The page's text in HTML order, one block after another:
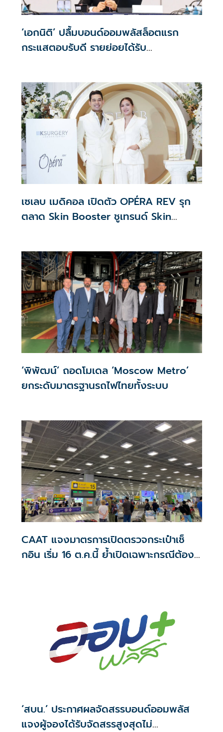
‘เอกนิติ’ ปลื้มบอนด์ออมพลัสล็อตแรก
กระแสตอบรับดี รายย่อยได้รับ
เซเลบ เมดิคอล เปิดตัว OPÉRA REV รุก
ตลาด Skin Booster ชูเทรนด์ Skin
‘พิพัฒน์’ ถอดโมเดล ‘Moscow Metro’
ยกระดับมาตรฐานรถไฟไทยทั้งระบบ
CAAT แจงมาตรการเปิดตรวจกระเป๋าเช็
กอิน เริ่ม 16 ต.ค.นี้ ย้ำเปิดเฉพาะกรณีต้อง
‘สบน.’ ประกาศผลจัดสรรบอนด์ออมพลัส
แจงผู้จองได้รับจัดสรรสูงสุดไม่